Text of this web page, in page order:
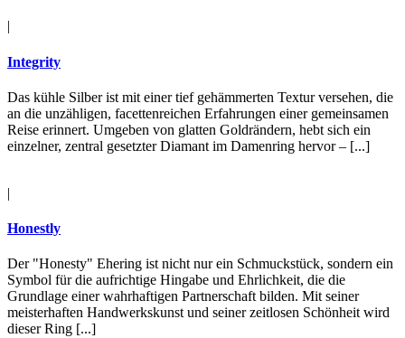
|
Integrity
Das kühle Silber ist mit einer tief gehämmerten Textur versehen, die
an die unzähligen, facettenreichen Erfahrungen einer gemeinsamen
Reise erinnert. Umgeben von glatten Goldrändern, hebt sich ein
einzelner, zentral gesetzter Diamant im Damenring hervor – [...]
|
Honestly
Der "Honesty" Ehering ist nicht nur ein Schmuckstück, sondern ein
Symbol für die aufrichtige Hingabe und Ehrlichkeit, die die
Grundlage einer wahrhaftigen Partnerschaft bilden. Mit seiner
meisterhaften Handwerkskunst und seiner zeitlosen Schönheit wird
dieser Ring [...]